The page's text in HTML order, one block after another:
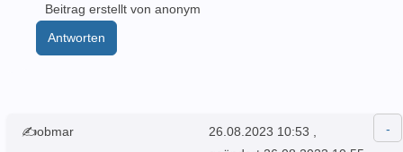
Beitrag erstellt von anonym
Antworten
✍obmar 26.08.2023 10:53